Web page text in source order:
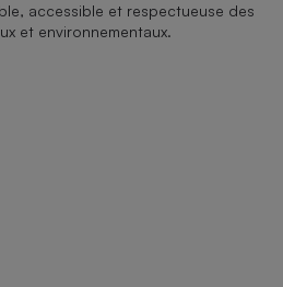
accessible et respectueuse des
et environnementaux.